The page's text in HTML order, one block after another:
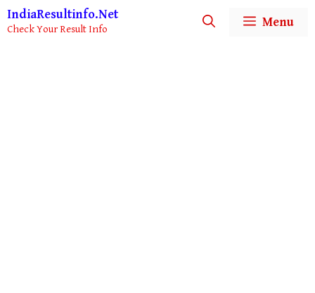
Skip
to
IndiaResultinfo.Net
Check Your Result Info Menu